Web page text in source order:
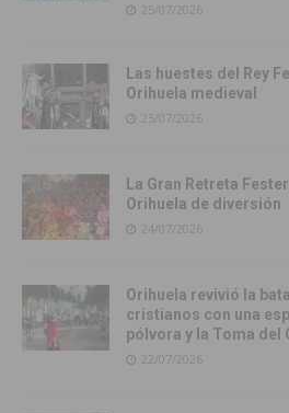
25/07/2026
Las huestes del Rey
Orihuela medieval
25/07/2026
La Gran Retreta
Orihuela de diversión
24/07/2026
Orihuela revivió la
cristianos con una
pólvora y la Toma del
22/07/2026